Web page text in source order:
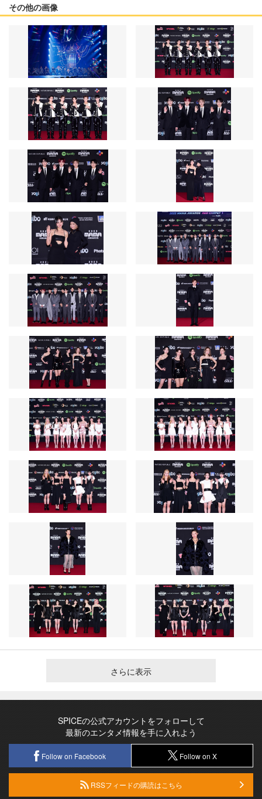
その他の画像
さらに表示
SPICEの公式アカウントをフォローして
最新のエンタメ情報を手に入れよう
Follow on Facebook Follow on X
RSSフィードの購読はこちら